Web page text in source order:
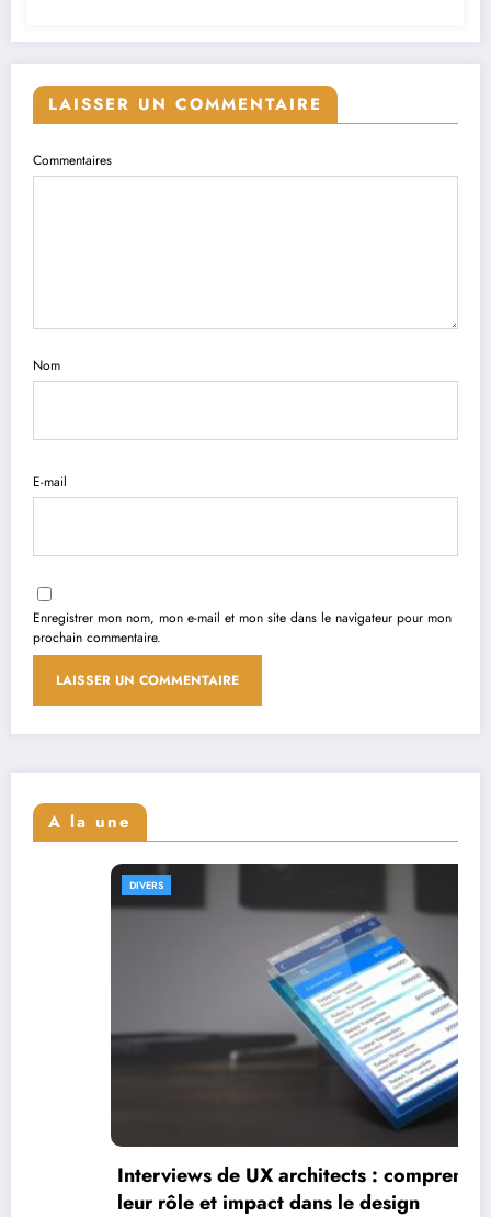
LAISSER UN COMMENTAIRE
Commentaires
Nom
E-mail
Enregistrer mon nom, mon e-mail et mon site dans le navigateur pour mon
prochain commentaire.
A la une
de UX architects : comprendre
rôle et impact dans le design